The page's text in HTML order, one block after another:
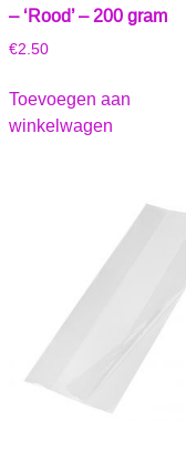
– ‘Rood’ – 200 gram
€2.50
Toevoegen aan
winkelwagen